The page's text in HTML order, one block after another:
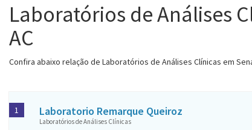
Laboratórios de Análises
AC
Confira abaixo relação de Laboratórios de Análises Clínicas em
Laboratorio Remarque Queiroz
Laboratórios de Análises Clínicas
1